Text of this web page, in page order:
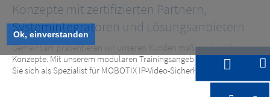
Ok, einverstanden
Klar & strukturiert: effektive Trainings
Konzepte mit zertifizierten Partnern,
Systemintegratoren und Lösungsanbietern
Gemeinsam präsentieren wir unseren Kunden maßgeschneiderte
Konzepte. Mit unserem modularen Trainingsangebot qualifizieren
Sie sich als Spezialist für MOBOTIX IP-Video-Sicherheitslösungen.